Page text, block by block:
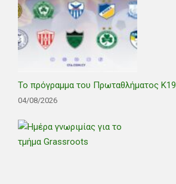
Το πρόγραμμα του Πρωταθλήματος Κ19
04/08/2026